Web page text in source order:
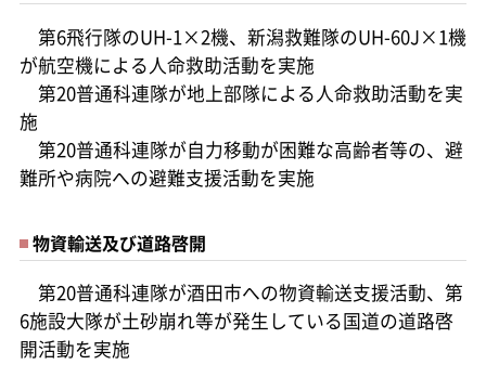
第6飛行隊のUH-1×2機、新潟救難隊のUH-60J×1機
が航空機による人命救助活動を実施
第20普通科連隊が地上部隊による人命救助活動を実
施
第20普通科連隊が自力移動が困難な高齢者等の、避
難所や病院への避難支援活動を実施
物資輸送及び道路啓開
第20普通科連隊が酒田市への物資輸送支援活動、第
6施設大隊が土砂崩れ等が発生している国道の道路啓
開活動を実施